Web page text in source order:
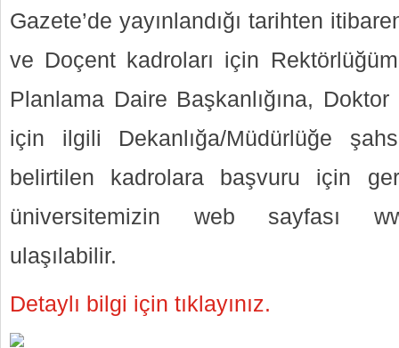
Gazete’de yayınlandığı tarihten
ve Doçent kadroları için
Planlama Daire Başkanlığına,
için ilgili Dekanlığa/Müdürlüğe
belirtilen kadrolara başvuru için
üniversitemizin web sayfası
ulaşılabilir.
Detaylı bilgi için tıklayınız.